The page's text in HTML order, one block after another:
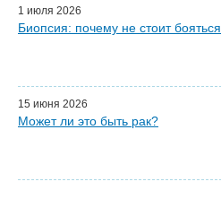
Наши партнеры
1 июля 2026
Биопсия: почему не стоит бояться
15 июня 2026
Может ли это быть рак?